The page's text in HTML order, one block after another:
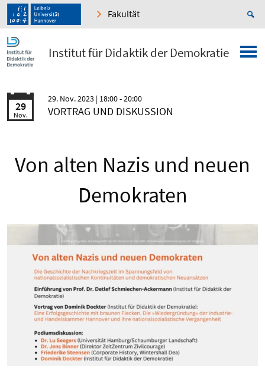
Fakultät
Institut für Didaktik der Demokratie
29
Nov.
29. Nov. 2023 | 18:00 - 20:00
VORTRAG UND DISKUSSION
Von alten Nazis und neuen
Demokraten